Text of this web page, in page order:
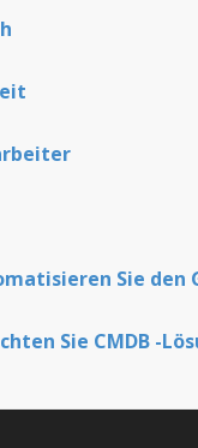
Sie den
Sie CMDB -